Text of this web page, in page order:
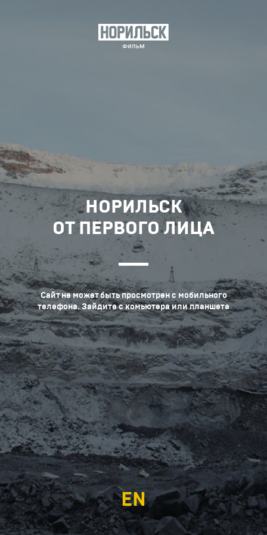
НОРИЛЬСК
ОТ ПЕРВОГО ЛИЦА
Сайт не может быть просмотрен с мобильного
телефона. Зайдите с комьютера или планшета
EN